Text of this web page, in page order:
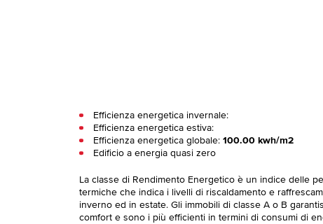
Efficienza energetica invernale:
Efficienza energetica estiva:
Efficienza energetica globale:100.00 kwh/m2
Edificio a energia quasi zero
La classe di Rendimento Energetico è un indice delle
termiche che indica i livelli di riscaldamento e
inverno ed in estate. Gli immobili di classe A o B
comfort e sono i più efficienti in termini di consumi di